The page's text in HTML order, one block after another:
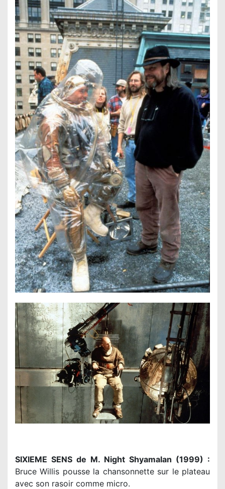
SIXIEME SENS de M. Night Shyamalan (1999) :
Bruce Willis pousse la chansonnette sur le plateau
avec son rasoir comme micro.